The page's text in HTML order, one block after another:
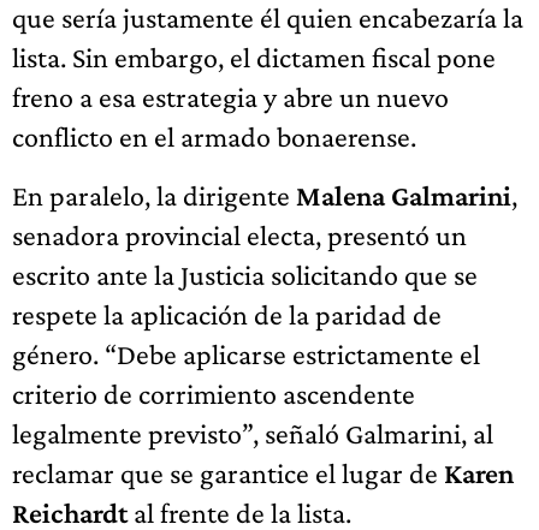
que sería justamente él quien encabezaría la
lista. Sin embargo, el dictamen fiscal pone
freno a esa estrategia y abre un nuevo
conflicto en el armado bonaerense.
En paralelo, la dirigente Malena Galmarini,
senadora provincial electa, presentó un
escrito ante la Justicia solicitando que se
respete la aplicación de la paridad de
género. “Debe aplicarse estrictamente el
criterio de corrimiento ascendente
legalmente previsto”, señaló Galmarini, al
reclamar que se garantice el lugar de Karen
Reichardtal frente de la lista.